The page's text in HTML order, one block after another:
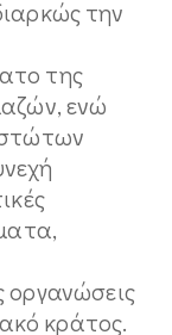
την
της
ενώ
οργανώσεις
κράτος.